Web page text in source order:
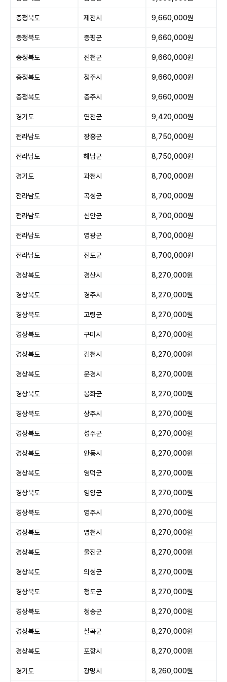
충청북도 제천시 9,660,000원
충청북도 증평군 9,660,000원
충청북도 진천군 9,660,000원
충청북도 청주시 9,660,000원
충청북도 충주시 9,660,000원
경기도 연천군 9,420,000원
전라남도 장흥군 8,750,000원
전라남도 해남군 8,750,000원
경기도 과천시 8,700,000원
전라남도 곡성군 8,700,000원
전라남도 신안군 8,700,000원
전라남도 영광군 8,700,000원
전라남도 진도군 8,700,000원
경상북도 경산시 8,270,000원
경상북도 경주시 8,270,000원
경상북도 고령군 8,270,000원
경상북도 구미시 8,270,000원
경상북도 김천시 8,270,000원
경상북도 문경시 8,270,000원
경상북도 봉화군 8,270,000원
경상북도 상주시 8,270,000원
경상북도 성주군 8,270,000원
경상북도 안동시 8,270,000원
경상북도 영덕군 8,270,000원
경상북도 영양군 8,270,000원
경상북도 영주시 8,270,000원
경상북도 영천시 8,270,000원
경상북도 울진군 8,270,000원
경상북도 의성군 8,270,000원
경상북도 청도군 8,270,000원
경상북도 청송군 8,270,000원
경상북도 칠곡군 8,270,000원
경상북도 포항시 8,270,000원
경기도 광명시 8,260,000원